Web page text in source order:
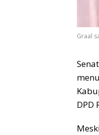
Graal
DPD